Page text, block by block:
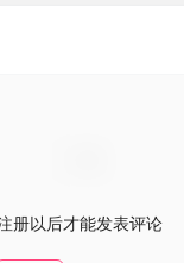
册以后才能发表评论